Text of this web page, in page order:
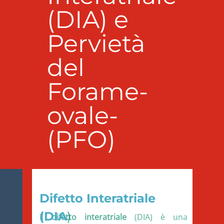
(DIA) e
Pervietà
del
Forame-
ovale-
(PFO)
Difetto Interatriale
(DIA)
Ildifetto interatriale (DIA) è una